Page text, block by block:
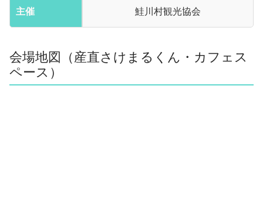
主催 鮭川村観光協会
会場地図（産直さけまるくん・カフェス
ペース）